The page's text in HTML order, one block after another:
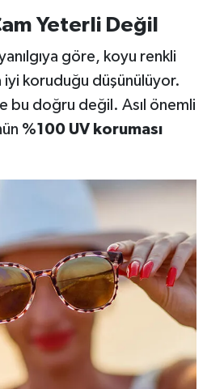
Yeterli Değil
göre, koyu renkli
iyi koruduğu düşünülüyor.
bu doğru değil. Asıl önemli
%100 UV koruması